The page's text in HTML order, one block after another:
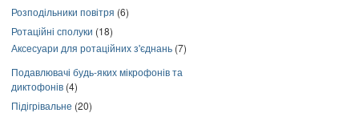
Розподільники повітря (6)
Ротаційні сполуки (18)
Аксесуари для ротаційних з'єднань (7)
Подавлювачі будь-яких мікрофонів та
диктофонів (4)
Підігрівальне (20)